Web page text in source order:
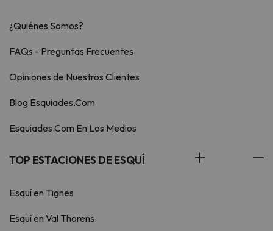
¿Quiénes Somos?
FAQs - Preguntas Frecuentes
Opiniones de Nuestros Clientes
Blog Esquiades.Com
Esquiades.Com En Los Medios
TOP ESTACIONES DE ESQUÍ
Esquí en Tignes
Esquí en Val Thorens